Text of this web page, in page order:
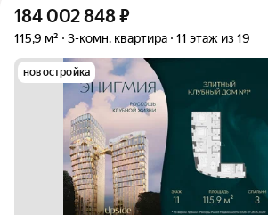
184 002 848₽
115,9 м² 3-комн. квартира 11 этаж из 19
новостройка